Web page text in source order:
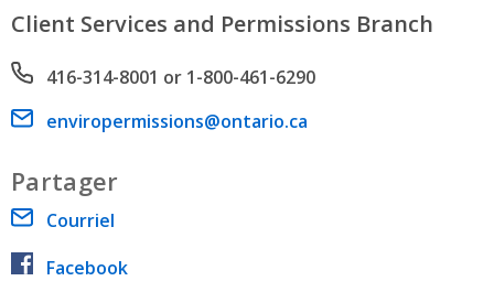
Client Services and Permissions Branch
Phone number
416-314-8001 or 1-800-461-6290
Email address
enviropermissions@ontario.ca
Partager
Courriel
Facebook